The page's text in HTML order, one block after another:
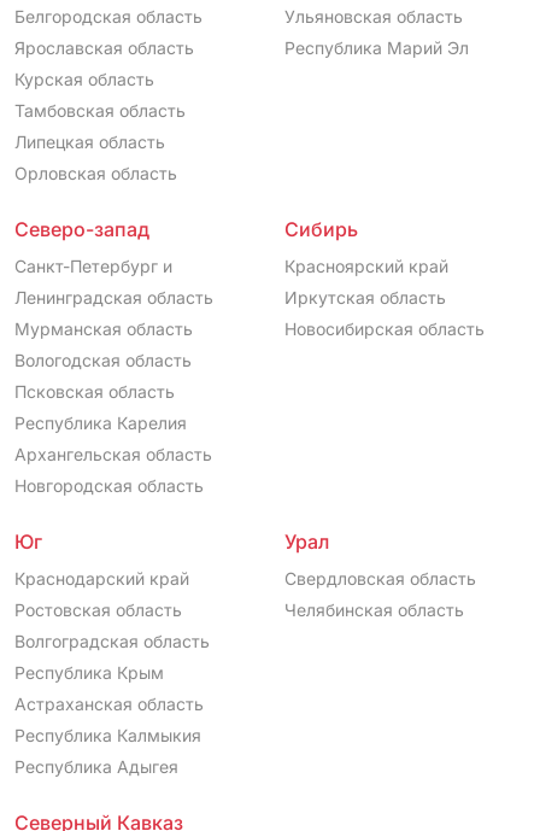
Белгородская область
Ярославская область
Курская область
Тамбовская область
Липецкая область
Орловская область
Ульяновская область
Республика Марий Эл
Северо-запад
Санкт-Петербург и
Ленинградская область
Мурманская область
Вологодская область
Псковская область
Республика Карелия
Архангельская область
Новгородская область
Сибирь
Красноярский край
Иркутская область
Новосибирская область
Юг
Краснодарский край
Ростовская область
Волгоградская область
Республика Крым
Астраханская область
Республика Калмыкия
Республика Адыгея
Урал
Свердловская область
Челябинская область
Северный Кавказ